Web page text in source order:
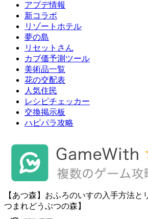
アプデ情報
新コラボ
リゾートホテル
夢の島
リセットさん
カブ価予測ツール
美術品一覧
花の交配表
人気住民
レシピチェッカー
交換掲示板
ハピパラ攻略
【あつ森】おふろのいすの入手方法と
つまれどうぶつの森】